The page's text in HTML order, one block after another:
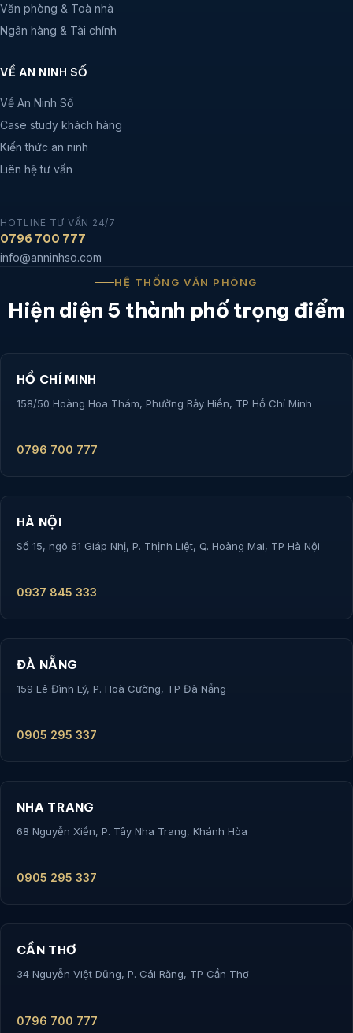
Văn phòng & Toà nhà
Ngân hàng & Tài chính
VỀ AN NINH SỐ
Về An Ninh Số
Case study khách hàng
Kiến thức an ninh
Liên hệ tư vấn
HOTLINE TƯ VẤN 24/7
0796 700 777
info@anninhso.com
HỆ THỐNG VĂN PHÒNG
Hiện diện 5 thành phố trọng điểm
HỒ CHÍ MINH
158/50 Hoàng Hoa Thám, Phường Bảy Hiền, TP Hồ Chí Minh
0796 700 777
HÀ NỘI
Số 15, ngõ 61 Giáp Nhị, P. Thịnh Liệt, Q. Hoàng Mai, TP Hà Nội
0937 845 333
ĐÀ NẴNG
159 Lê Đình Lý, P. Hoà Cường, TP Đà Nẵng
0905 295 337
NHA TRANG
68 Nguyễn Xiển, P. Tây Nha Trang, Khánh Hòa
0905 295 337
CẦN THƠ
34 Nguyễn Việt Dũng, P. Cái Răng, TP Cần Thơ
0796 700 777